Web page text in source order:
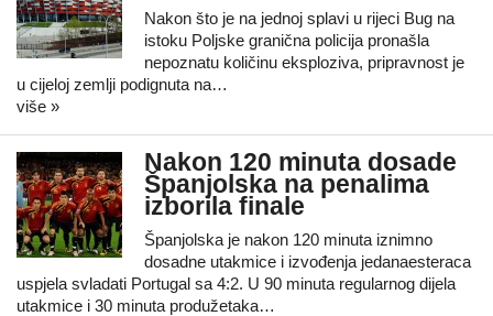
Nakon što je na jednoj splavi u rijeci Bug na
istoku Poljske granična policija pronašla
nepoznatu količinu eksploziva, pripravnost je
u cijeloj zemlji podignuta na…
više »
Nakon 120 minuta dosade
Španjolska na penalima
izborila finale
Španjolska je nakon 120 minuta iznimno
dosadne utakmice i izvođenja jedanaesteraca
uspjela svladati Portugal sa 4:2. U 90 minuta regularnog dijela
utakmice i 30 minuta produžetaka…